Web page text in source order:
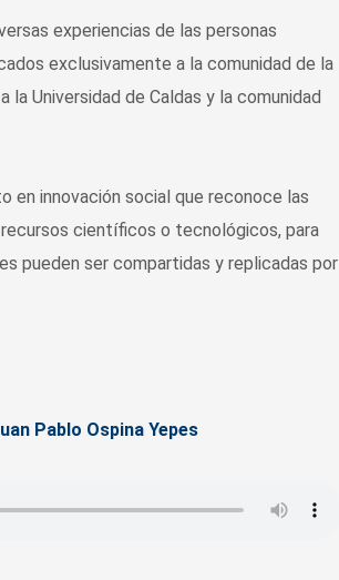
experiencias de las personas
exclusivamente a la comunidad de la
Universidad de Caldas y la comunidad
en innovación social que reconoce las
científicos o tecnológicos, para
pueden ser compartidas y replicadas por
Pablo Ospina Yepes